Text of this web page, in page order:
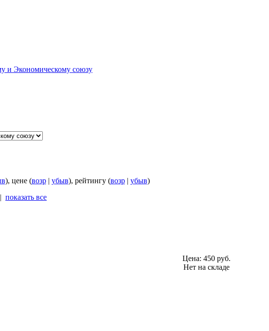
и Экономическому союзу
), цене (возр| убыв), рейтингу (возр| убыв)
| показать все
Цена: 450 руб.
Нет на складе